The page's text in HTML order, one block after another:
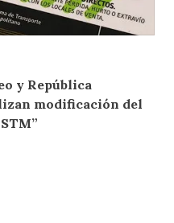
y República
modificación del